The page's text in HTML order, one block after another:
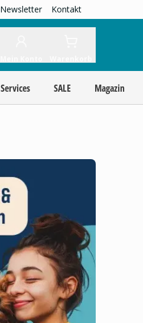
Newsletter Kontakt
Services SALE Magazin